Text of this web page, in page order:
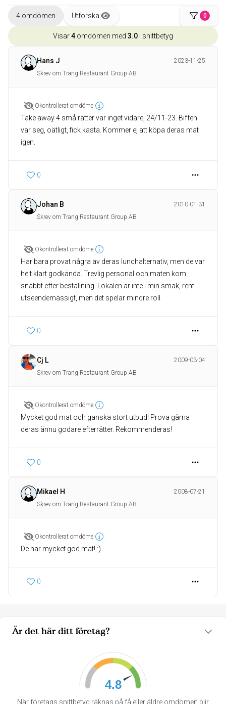
Är det här ditt företag?
4.8
När företags snittbetyg räknas på få eller äldre omdömen blir
4 omdömen Utforska 0
Visar4 omdömen med 3.0 i snittbetyg
Hans J
2023-11-25
Skrev om Trang Restaurant Group AB
Okontrollerat omdöme
Take away 4 små rätter var inget vidare, 24/11-23. Biffen
var seg, oätligt, fick kasta. Kommer ej att köpa deras mat
igen.
0
Johan B
2010-01-31
Skrev om Trang Restaurant Group AB
Okontrollerat omdöme
Har bara provat några av deras lunchalternativ, men de var
helt klart godkända. Trevlig personal och maten kom
snabbt efter beställning. Lokalen är inte i min smak, rent
utseendemässigt, men det spelar mindre roll.
0
Cj L
2009-03-04
Skrev om Trang Restaurant Group AB
Okontrollerat omdöme
Mycket god mat och ganska stort utbud! Prova gärna
deras ännu godare efterrätter. Rekommenderas!
0
Mikael H
2008-07-21
Skrev om Trang Restaurant Group AB
Okontrollerat omdöme
De har mycket god mat! :)
0